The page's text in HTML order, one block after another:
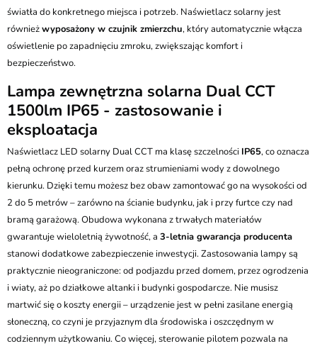
światła do konkretnego miejsca i potrzeb. Naświetlacz solarny jest
równieżwyposażony w czujnik zmierzchu, który automatycznie włącza
oświetlenie po zapadnięciu zmroku, zwiększając komfort i
bezpieczeństwo.
Lampa zewnętrzna solarna Dual CCT
1500lm IP65 - zastosowanie i
eksploatacja
Naświetlacz LED solarny Dual CCT ma klasę szczelności IP65, co oznacza
pełną ochronę przed kurzem oraz strumieniami wody z dowolnego
kierunku. Dzięki temu możesz bez obaw zamontować go na wysokości od
2 do 5 metrów – zarówno na ścianie budynku, jak i przy furtce czy nad
bramą garażową. Obudowa wykonana z trwałych materiałów
gwarantuje wieloletnią żywotność, a 3-letnia gwarancja producenta
stanowi dodatkowe zabezpieczenie inwestycji. Zastosowania lampy są
praktycznie nieograniczone: od podjazdu przed domem, przez ogrodzenia
i wiaty, aż po działkowe altanki i budynki gospodarcze. Nie musisz
martwić się o koszty energii – urządzenie jest w pełni zasilane energią
słoneczną, co czyni je przyjaznym dla środowiska i oszczędnym w
codziennym użytkowaniu. Co więcej, sterowanie pilotem pozwala na